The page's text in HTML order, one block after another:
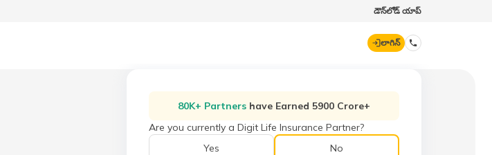
డౌన్‌లోడ్ యాప్
లాగిన్
70260 61234
80K+ Partners have Earned 5900 Crore+
Are you currently a Digit Life Insurance Partner?
Yes
No